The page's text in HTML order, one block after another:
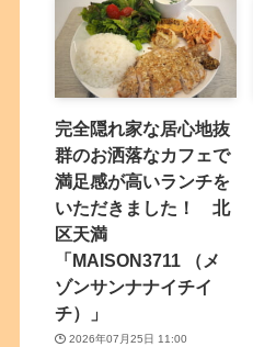
完全隠れ家な居心地抜
群のお洒落なカフェで
満足感が高いランチを
いただきました！ 北
区天満
「MAISON3711 （メ
ゾンサンナナイチイ
チ）」
2026年07月25日 11:00